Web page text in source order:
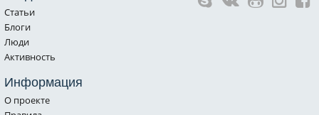
Статьи
Блоги
Люди
Активность
Информация
О проекте